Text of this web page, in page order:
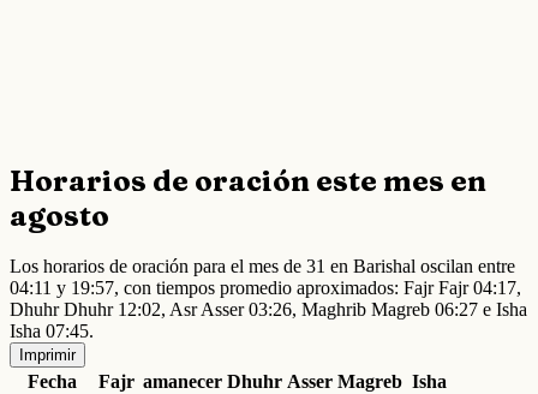
Horarios de oración este mes en
agosto
Los horarios de oración para el mes de 31 en Barishal oscilan entre
04:11 y 19:57, con tiempos promedio aproximados: Fajr Fajr 04:17,
Dhuhr Dhuhr 12:02, Asr Asser 03:26, Maghrib Magreb 06:27 e Isha
Isha 07:45.
Imprimir
Fecha Fajr amanecer Dhuhr Asser Magreb Isha